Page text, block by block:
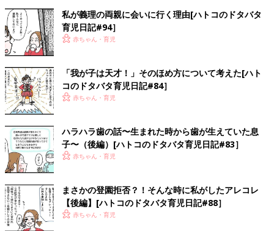
私が義理の両親に会いに行く理由[ハトコのドタバタ
育児日記#94］
赤ちゃん・育児
「我が子は天才！」そのほめ方について考えた[ハト
コのドタバタ育児日記#84］
赤ちゃん・育児
ハラハラ歯の話〜生まれた時から歯が生えていた息
子〜（後編）[ハトコのドタバタ育児日記#83］
赤ちゃん・育児
まさかの登園拒否？！そんな時に私がしたアレコレ
【後編】[ハトコのドタバタ育児日記#88］
赤ちゃん・育児